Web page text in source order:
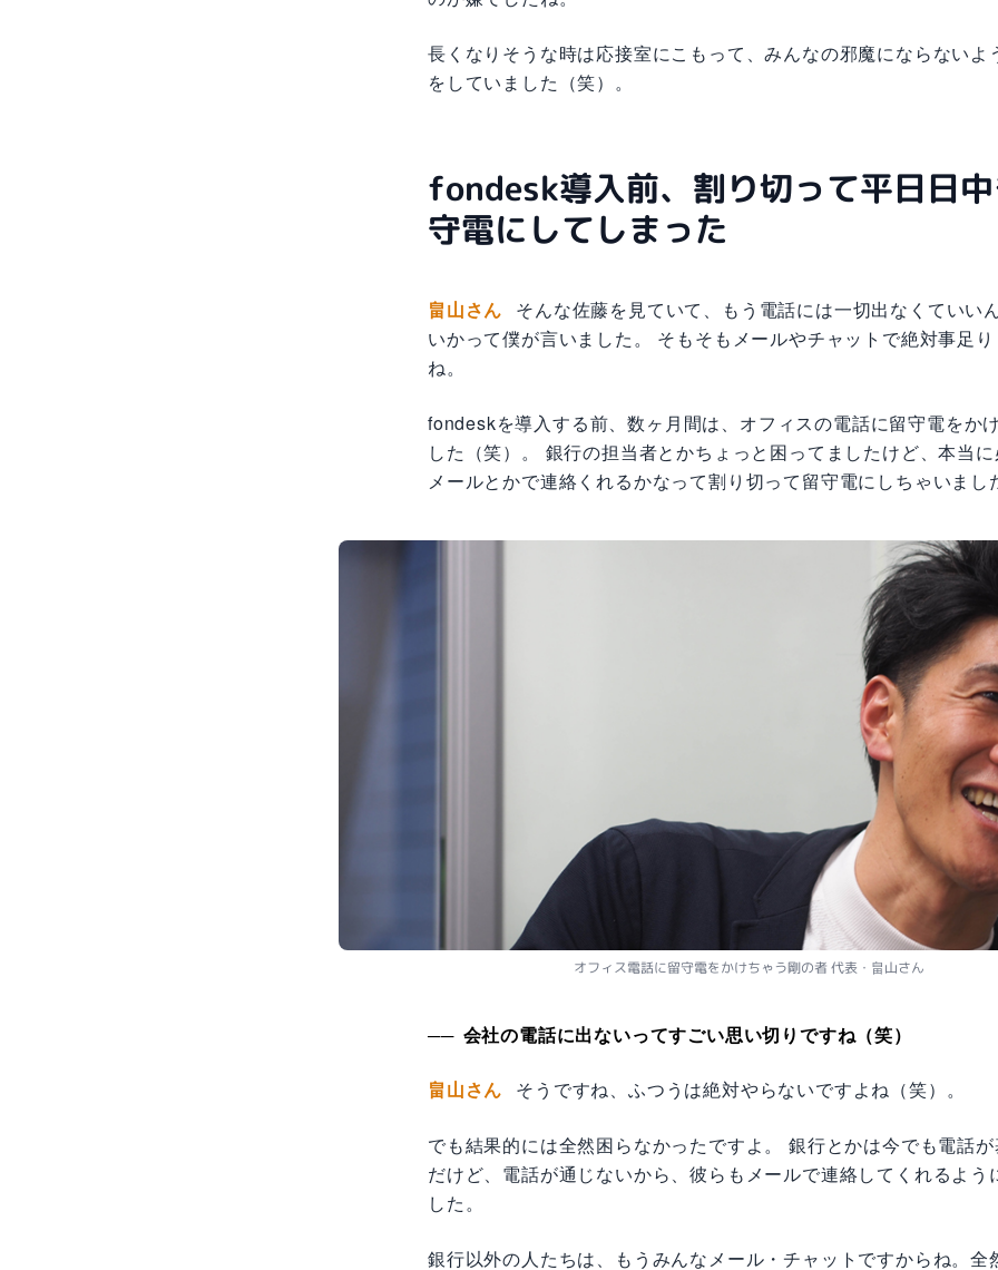
長くなりそうな時は応接室にこもって、みんなの邪魔にならないよ
をしていました（笑）。
fondesk導入前、割り切って平日日
守電にしてしまった
畠山さん
そんな佐藤を見ていて、もう電話には一切出なくていい
いかって僕が言いました。 そもそもメールやチャットで絶対事足
ね。
fondeskを導入する前、数ヶ月間は、オフィスの電話に留守電をか
した（笑）。 銀行の担当者とかちょっと困ってましたけど、本当
メールとかで連絡くれるかなって割り切って留守電にしちゃいまし
オフィス電話に留守電をかけちゃう剛の者 代表・畠山さん
会社の電話に出ないってすごい思い切りですね（笑）
畠山さん そうですね、ふつうは絶対やらないですよね（笑）。
でも結果的には全然困らなかったですよ。 銀行とかは今でも電話
だけど、電話が通じないから、彼らもメールで連絡してくれるよう
した。
銀行以外の人たちは、もうみんなメール・チャットですからね。全